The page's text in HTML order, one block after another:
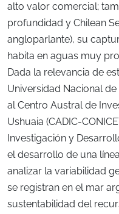
alto valor comercial;
profundidad y Chilean
angloparlante), su
habita en aguas muy
Dada la relevancia de
Universidad Nacional
al Centro Austral de
Ushuaia (CADIC-
Investigación y
el desarrollo de una
analizar la variabilidad
se registran en el mar
sustentabilidad del